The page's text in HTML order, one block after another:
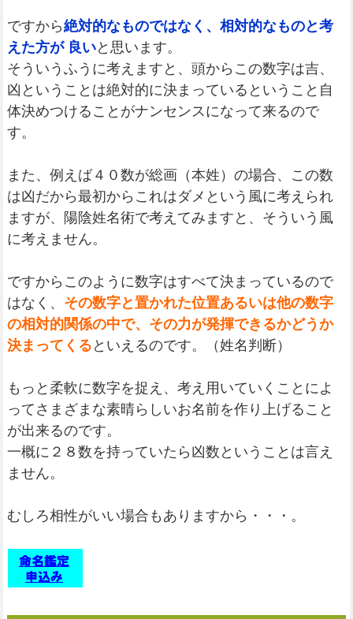
ですから絶対的なものではなく、相対的なものと考
えた方が 良いと思います。
そういうふうに考えますと、頭からこの数字は吉、
凶ということは絶対的に決まっているということ自
体決めつけることがナンセンスになって来るので
す。
また、例えば４０数が総画（本姓）の場合、この数
は凶だから最初からこれはダメという風に考えられ
ますが、陽陰姓名術で考えてみますと、そういう風
に考えません。
ですからこのように数字はすべて決まっているので
はなく、 その数字と置かれた位置あるいは他の数字
の相対的関係の中で、その力が発揮できるかどうか
決まってくる といえるのです。（姓名判断）
もっと柔軟に数字を捉え、考え用いていくことによ
ってさまざまな素晴らしいお名前を作り上げること
が出来るのです。
一概に２８数を持っていたら凶数ということは言え
ません。
むしろ相性がいい場合もありますから・・・。